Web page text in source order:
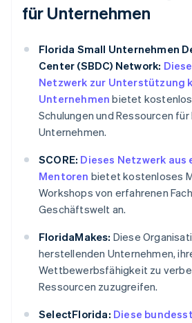
für Unternehmen
Florida Small Unternehmen
Center (SBDC) Network:
Netzwerk zur Unterstützung
Unternehmen bietet
Schulungen und Ressourcen für
Unternehmen.
SCORE: Dieses Netzwerk
Mentoren bietet kostenloses
Workshops von erfahrenen
Geschäftswelt an.
FloridaMakes: Diese
herstellenden Unternehmen,
Wettbewerbsfähigkeit zu
Ressourcen zuzugreifen.
SelectFlorida: Diese